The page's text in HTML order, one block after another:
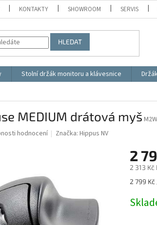
KONTAKTY SHOWROOM SERVIS
HLEDAT
Stolní držák monitoru a klávesnice
MEDIUM drátová myš
hodnocení Značka:Hippus NV
2
2 313 Kč
Měrná
2 799 Kč